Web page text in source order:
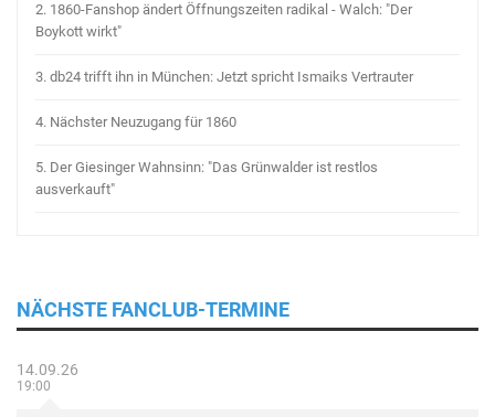
2. 1860-Fanshop ändert Öffnungszeiten radikal - Walch: "Der
Boykott wirkt"
3. db24 trifft ihn in München: Jetzt spricht Ismaiks Vertrauter
4. Nächster Neuzugang für 1860
5. Der Giesinger Wahnsinn: "Das Grünwalder ist restlos
ausverkauft"
NÄCHSTE FANCLUB-TERMINE
14.09.26
19:00